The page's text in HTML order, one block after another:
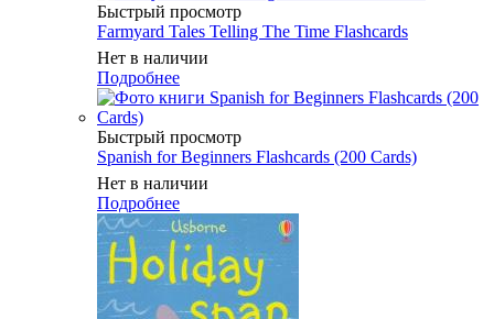
Быстрый просмотр
Farmyard Tales Telling The Time Flashcards
Нет в наличии
Подробнее
Быстрый просмотр
Spanish for Beginners Flashcards (200 Cards)
Нет в наличии
Подробнее